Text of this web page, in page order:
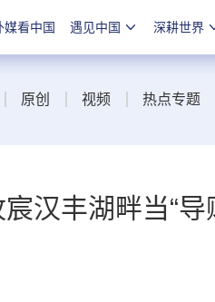
媒看中国 遇见中国 深耕世界
原创 视频 热点专题
汉丰湖畔当“导